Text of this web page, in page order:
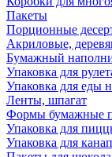
Пакеты
Порционные
Акриловые,
Бумажный
Упаковка для
Упаковка для еды
Ленты, шпагат
Формы бумажные
Упаковка для
Упаковка для